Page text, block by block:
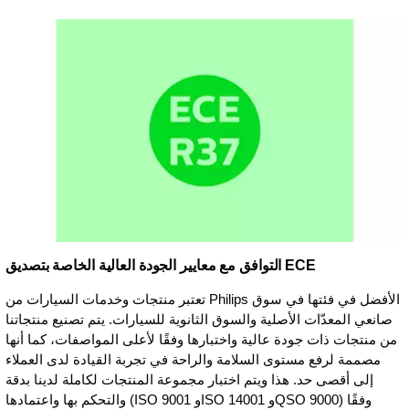
التوافق مع معايير الجودة العالية الخاصة بتصديق ECE
تعتبر منتجات وخدمات السيارات من Philips الأفضل في فئتها في سوق
صانعي المعدّات الأصلية والسوق الثانوية للسيارات. يتم تصنيع منتجاتنا
من منتجات ذات جودة عالية واختبارها وفقًا لأعلى المواصفات، كما أنها
مصممة لرفع مستوى السلامة والراحة في تجربة القيادة لدى العملاء
إلى أقصى حد. هذا ويتم اختبار مجموعة المنتجات لكاملة لدينا بدقة
والتحكم بها واعتمادها (ISO 9001 ‏وISO 14001 وQSO 9000) وفقًا